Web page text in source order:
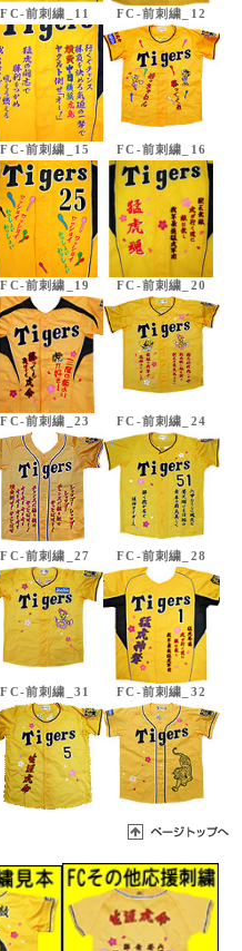
FC-前刺繍_11 FC-前刺繍_12
FC-前刺繍_15 FC-前刺繍_16
FC-前刺繍_19 FC-前刺繍_20
FC-前刺繍_23 FC-前刺繍_24
FC-前刺繍_27 FC-前刺繍_28
FC-前刺繍_31 FC-前刺繍_32